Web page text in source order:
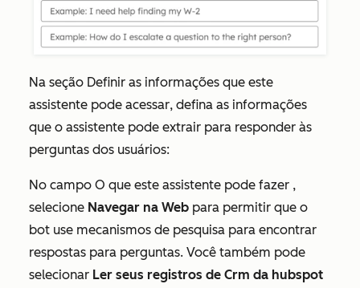
Na seção Definir as informações que este
assistente pode acessar, defina as informações
que o assistente pode extrair para responder às
perguntas dos usuários:
No campo O que este assistente pode fazer ,
selecione Navegar na Web para permitir que o
bot use mecanismos de pesquisa para encontrar
respostas para perguntas. Você também pode
selecionar Ler seus registros de Crm da hubspot